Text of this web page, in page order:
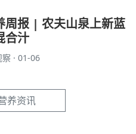
周报 | 农夫山泉上新蓝
合汁
· 01-06
养资讯